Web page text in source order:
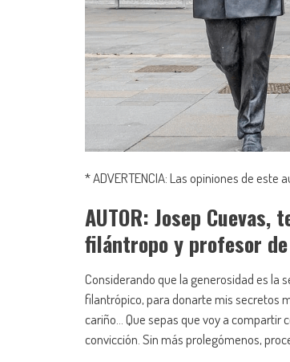
* ADVERTENCIA: Las opiniones de este
AUTOR: Josep
filántropo y profesor
Considerando que la generosidad es la
filantrópico, para donarte mis secretos
cariño… Que sepas que voy a compartir
convicción. Sin más prolegómenos,